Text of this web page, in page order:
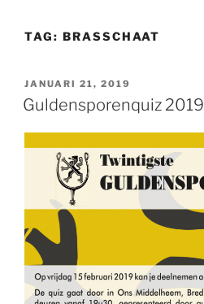
TAG: BRASSCHAAT
GEPLAATST
OP
JANUARI 21, 2019
Guldensporenquiz 2019